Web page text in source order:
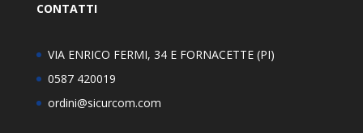
CONTATTI
VIA ENRICO FERMI, 34 E FORNACETTE (PI)
0587 420019
ordini@sicurcom.com